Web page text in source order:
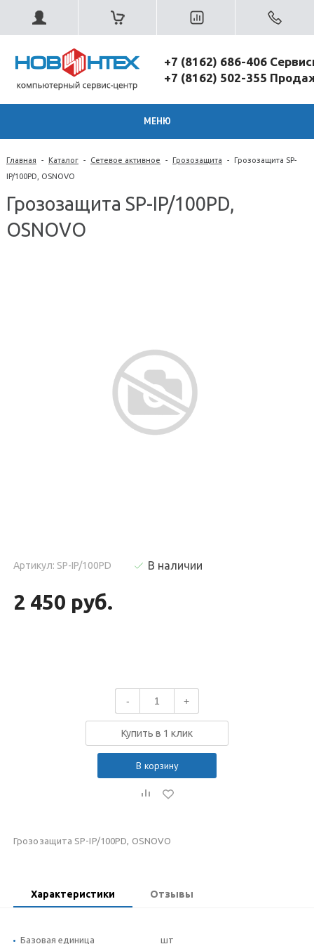
+7 (8162) 686-406
+7 (8162) 502-355
МЕНЮ
Главная - Каталог - Сетевое активное - Грозозащита - Грозозащита SP-
IP/100PD, OSNOVO
Грозозащита SP-IP/100PD,
OSNOVO
Артикул: SP-IP/100PD В наличии
2 450 руб.
- +
Купить в 1 клик
В корзину
Грозозащита SP-IP/100PD, OSNOVO
Характеристики Отзывы
Базовая единица шт